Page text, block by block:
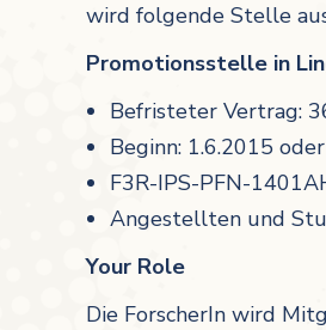
wird folgende Stelle
Promotionsstelle in
Befristeter Vertrag:
Beginn: 1.6.2015
F3R-IPS-PFN-
Angestellten und
Your Role
Die ForscherIn wird